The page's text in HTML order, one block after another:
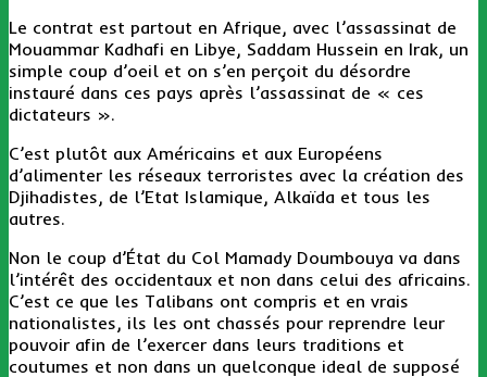
Le contrat est partout en Afrique, avec l’assassinat de
Mouammar Kadhafi en Libye, Saddam Hussein en Irak, un
simple coup d’oeil et on s’en perçoit du désordre
instauré dans ces pays après l’assassinat de « ces
dictateurs ».
C’est plutôt aux Américains et aux Européens
d’alimenter les réseaux terroristes avec la création des
Djihadistes, de l’Etat Islamique, Alkaïda et tous les
autres.
Non le coup d’État du Col Mamady Doumbouya va dans
l’intérêt des occidentaux et non dans celui des africains.
C’est ce que les Talibans ont compris et en vrais
nationalistes, ils les ont chassés pour reprendre leur
pouvoir afin de l’exercer dans leurs traditions et
coutumes et non dans un quelconque ideal de supposé